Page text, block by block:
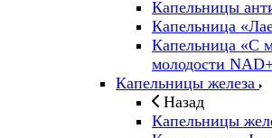
Капельницы
Капельница
Капельница «С
молодости
Капельницы железа
Назад
Капельницы